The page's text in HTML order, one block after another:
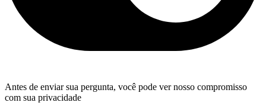
Antes de enviar sua pergunta, você pode ver nosso compromisso
com sua privacidade